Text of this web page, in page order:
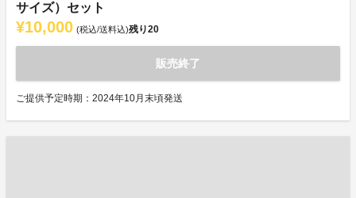
サイズ）セット
¥10,000 (税込/送料込)残り20
販売終了
ご提供予定時期：2024年10月末頃発送